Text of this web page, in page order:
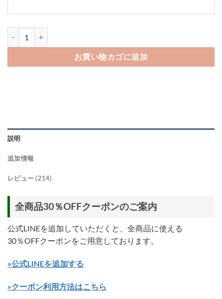
お買い物カゴに追加
説明
追加情報
レビュー (214)
全商品30％OFFクーポンのご案内
公式LINEを追加していただくと、全商品に使える
30％OFFクーポンをご用意しております。
»公式LINEを追加する
»クーポン利用方法はこちら